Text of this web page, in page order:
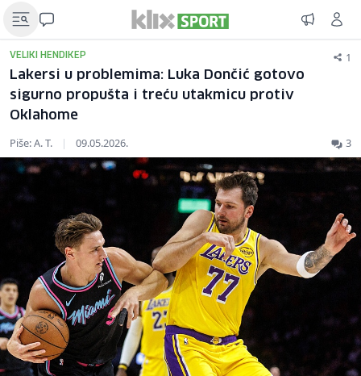
VELIKI HENDIKEP 1
Lakersi u problemima: Luka Dončić gotovo
sigurno propušta i treću utakmicu protiv
Oklahome
Piše: A. T. | 09.05.2026. 3